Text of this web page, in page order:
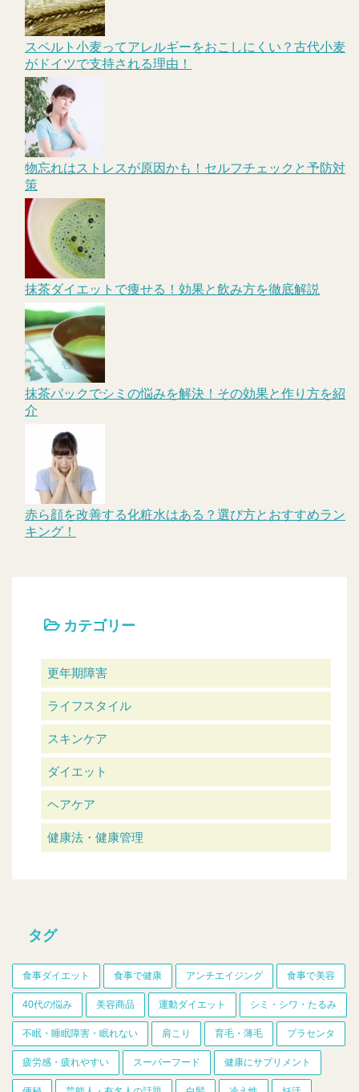
スペルト小麦ってアレルギーをおこしにくい？古代小麦
がドイツで支持される理由！
物忘れはストレスが原因かも！セルフチェックと予防対
策
抹茶ダイエットで痩せる！効果と飲み方を徹底解説
抹茶パックでシミの悩みを解決！その効果と作り方を紹
介
赤ら顔を改善する化粧水はある？選び方とおすすめラン
キング！
カテゴリー
更年期障害
ライフスタイル
スキンケア
ダイエット
ヘアケア
健康法・健康管理
タグ
食事ダイエット 食事で健康 アンチエイジング 食事で美容
40代の悩み 美容商品 運動ダイエット シミ・シワ・たるみ
不眠・睡眠障害・眠れない 肩こり 育毛・薄毛 プラセンタ
疲労感・疲れやすい スーパーフード 健康にサプリメント